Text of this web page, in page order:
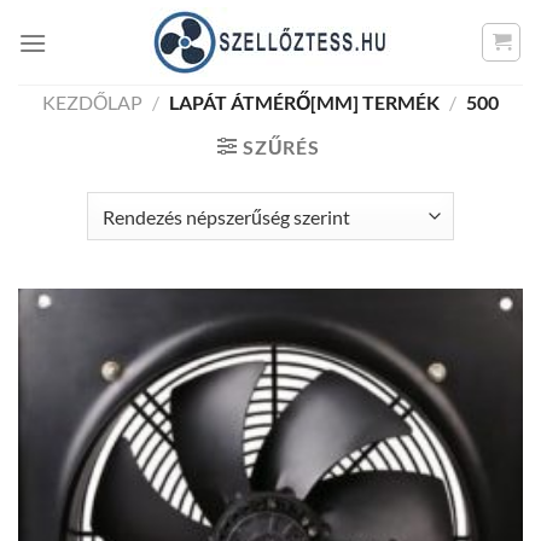
KEZDŐLAP / LAPÁT ÁTMÉRŐ[MM] TERMÉK / 500
SZŰRÉS